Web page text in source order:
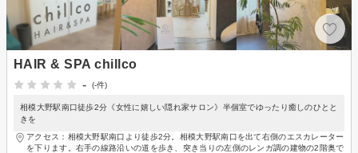
HAIR & SPA chillco
-
(-件)
相模大野駅南口徒歩2分《女性に嬉しい隠れ家サロン》半個室でゆったり癒しのひとと
きを
アクセス：相模大野駅南口より徒歩2分。相模大野駅南口を出て右側のエスカレーター
を下ります。右手の線路沿いの道を歩き、突き当りの左側のレンガ調の建物の2階奥で